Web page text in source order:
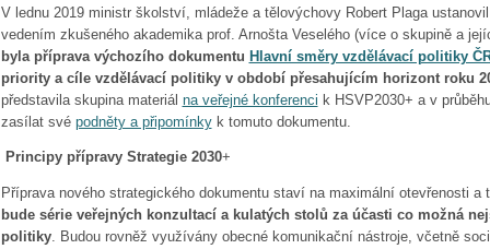
V lednu 2019 ministr školství, mládeže a tělovýchovy Robert Plaga
vedením zkušeného akademika prof. Arnošta Veselého (více o skupině a
byla příprava výchozího dokumentu Hlavní směry vzdělávací politiky
priority a cíle vzdělávací politiky v období přesahujícím horizont roku
představila skupina materiál na veřejné konferenci k HSVP2030+ a v
zasílat své podněty a připomínkyk tomuto dokumentu.
Principy přípravy Strategie 2030+
Příprava nového strategického dokumentu staví na maximální otevřenosti a
bude série veřejných konzultací a kulatých stolů za účasti co možná
politiky. Budou rovněž využívány obecné komunikační nástroje, včetně